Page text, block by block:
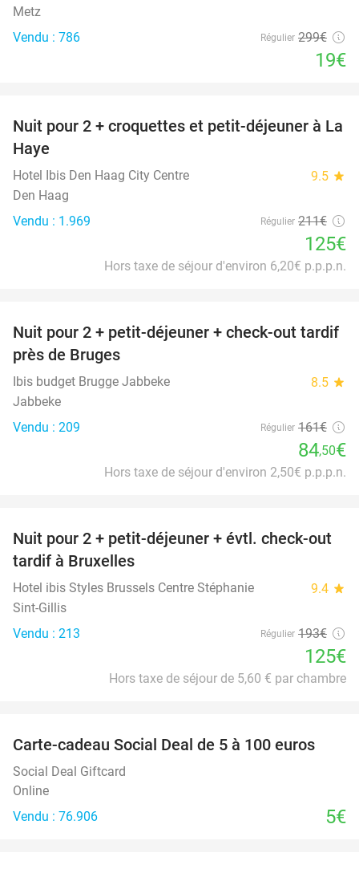
Metz
Vendu : 786
Régulier 299€
19€
41%
Nuit pour 2 + croquettes et petit-déjeuner à La
Haye
Hotel Ibis Den Haag City Centre 9.5 star
Den Haag
Vendu : 1.969
Régulier 211€
125€
Hors taxe de séjour d'environ 6,20€ p.p.p.n.
48%
Nuit pour 2 + petit-déjeuner + check-out tardif
près de Bruges
Ibis budget Brugge Jabbeke 8.5 star
Jabbeke
Vendu : 209
Régulier 161€
84,50€
Hors taxe de séjour d'environ 2,50€ p.p.p.n.
35%
Nuit pour 2 + petit-déjeuner + évtl. check-out
tardif à Bruxelles
Hotel ibis Styles Brussels Centre Stéphanie 9.4 star
Sint-Gillis
Vendu : 213
Régulier 193€
125€
Hors taxe de séjour de 5,60 € par chambre
Carte-cadeau Social Deal de 5 à 100 euros
Social Deal Giftcard
Online
Vendu : 76.906
5€